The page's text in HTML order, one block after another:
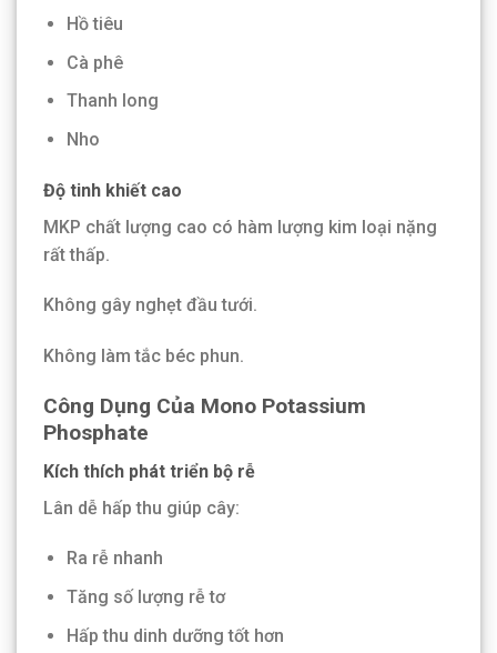
Hồ tiêu
Cà phê
Thanh long
Nho
Độ tinh khiết cao
MKP chất lượng cao có hàm lượng kim loại nặng
rất thấp.
Không gây nghẹt đầu tưới.
Không làm tắc béc phun.
Công Dụng Của Mono Potassium
Phosphate
Kích thích phát triển bộ rễ
Lân dễ hấp thu giúp cây:
Ra rễ nhanh
Tăng số lượng rễ tơ
Hấp thu dinh dưỡng tốt hơn